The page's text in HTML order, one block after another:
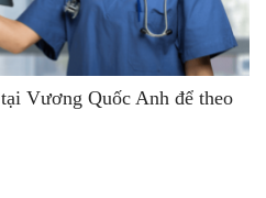
Vương Quốc Anh để theo